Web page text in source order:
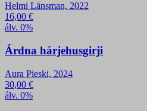
Helmi Länsman, 2022
16,00 €
álv. 0%
Árdna hárjehusgirji
Aura Pieski, 2024
30,00 €
álv. 0%